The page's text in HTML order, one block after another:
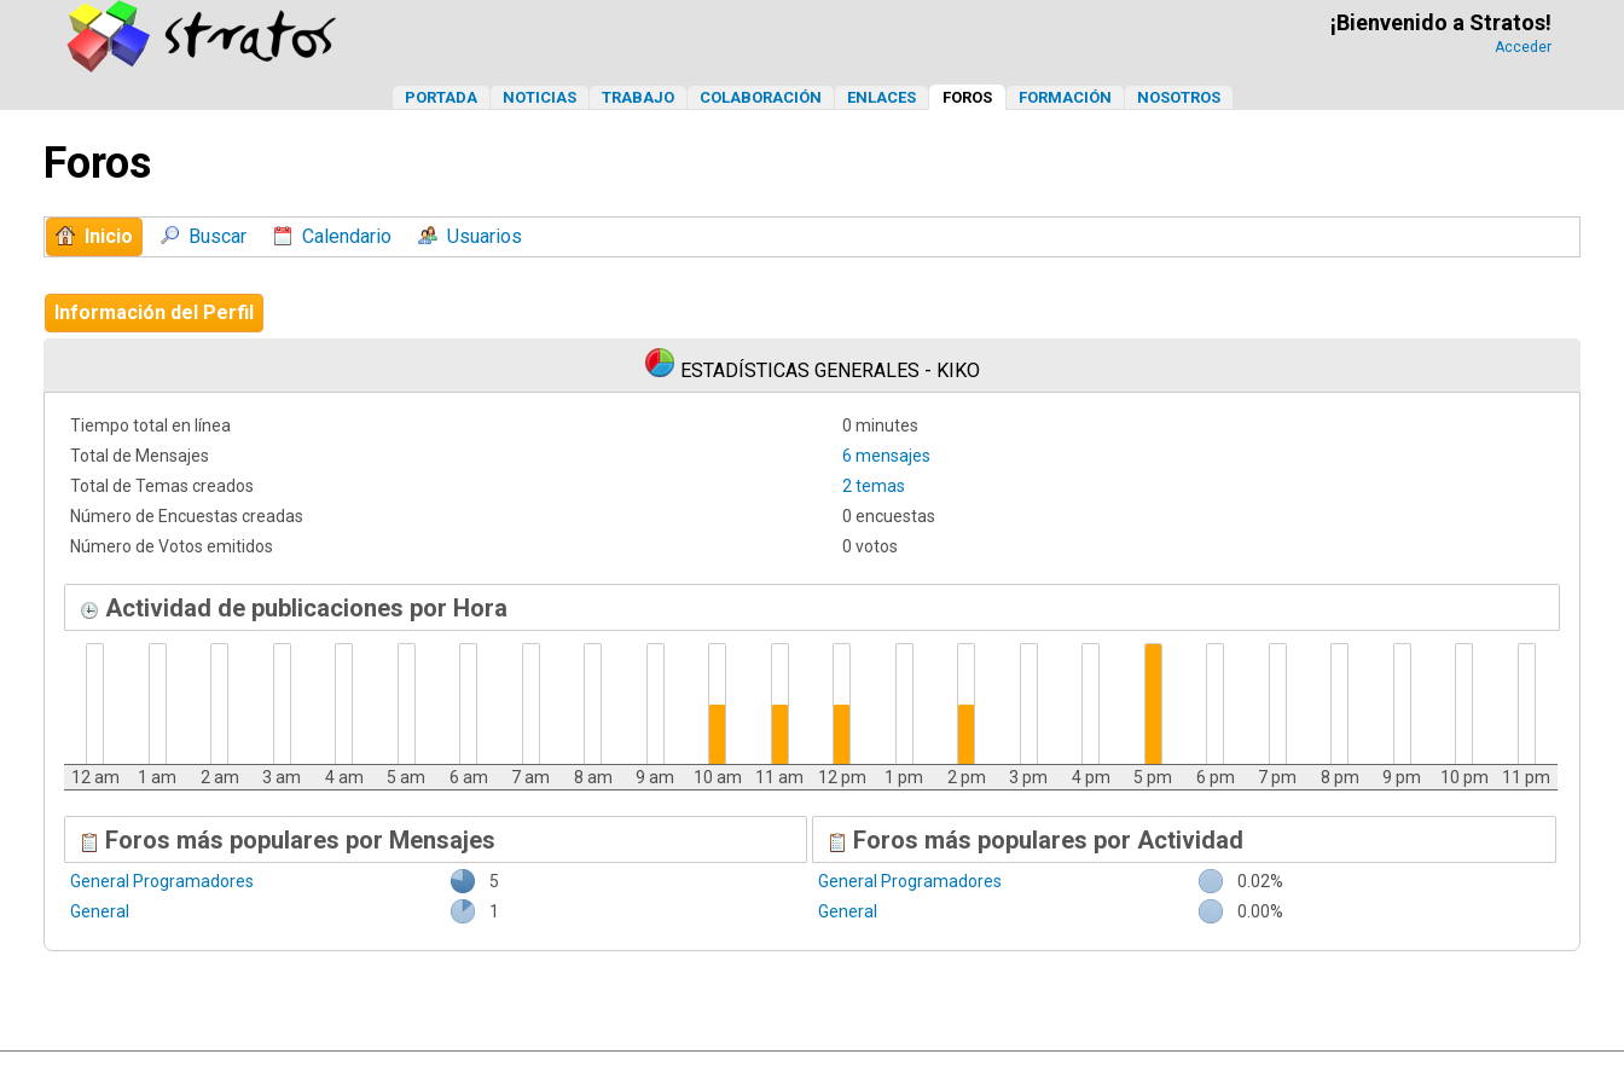
¡Bienvenido a Stratos!
Acceder
PORTADA NOTICIAS TRABAJO COLABORACIÓN ENLACES FOROS FORMACIÓN NOSOTROS
Foros
Inicio Buscar Calendario Usuarios
Información del Perfil
ESTADÍSTICAS GENERALES - KIKO
Tiempo total en línea
0 minutes
Total de Mensajes
6 mensajes
Total de Temas creados
2 temas
Número de Encuestas creadas
0 encuestas
Número de Votos emitidos
0 votos
Actividad de publicaciones por Hora
12 am 1 am 2 am 3 am 4 am 5 am 6 am 7 am 8 am 9 am 10 am 11 am 12 pm 1 pm 2 pm 3 pm 4 pm 5 pm 6 pm 7 pm 8 pm 9 pm 10 pm 11 pm
Foros más populares por Mensajes
General Programadores
5
General
1
Foros más populares por Actividad
General Programadores
0.02%
General
0.00%